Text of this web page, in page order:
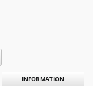
INFORMATION